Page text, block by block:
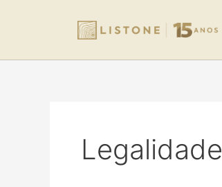
Legalidade